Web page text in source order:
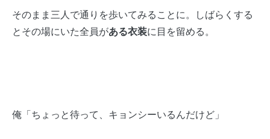
そのまま三人で通りを歩いてみることに。しばらくする
とその場にいた全員がある衣装に目を留める。
俺「ちょっと待って、キョンシーいるんだけど」